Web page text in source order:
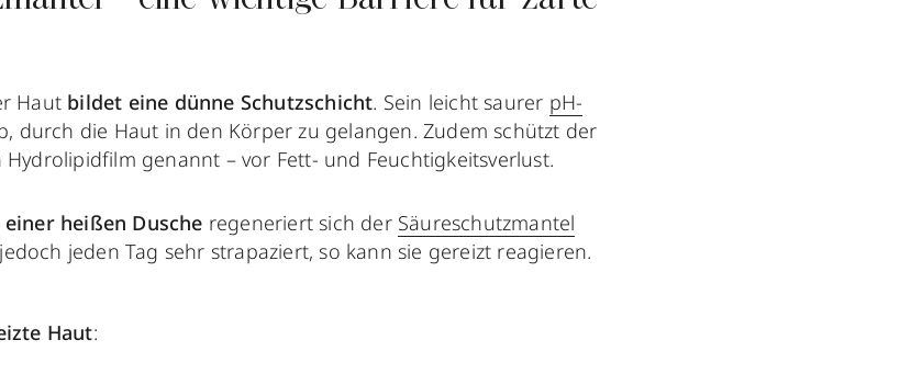
Haut bildet eine dünne Schutzschicht. Sein leicht saurer pH-
durch die Haut in den Körper zu gelangen. Zudem schützt der
genannt – vor Fett- und Feuchtigkeitsverlust.
heißen Dusche regeneriert sich der Säureschutzmantel
jeden Tag sehr strapaziert, so kann sie gereizt reagieren.
Haut: